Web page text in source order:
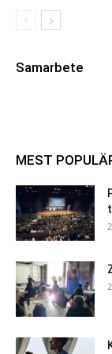
Samarbete
MEST